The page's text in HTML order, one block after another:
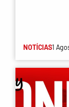
NOTÍCIAS1